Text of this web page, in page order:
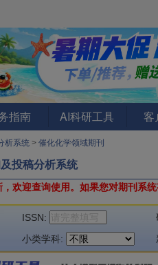
指南 AI科研工具 客
析系统 > 催化化学领域期刊
投稿分析系统
欢迎查询使用。 如果您对期刊系
ISSN:
小类学科: